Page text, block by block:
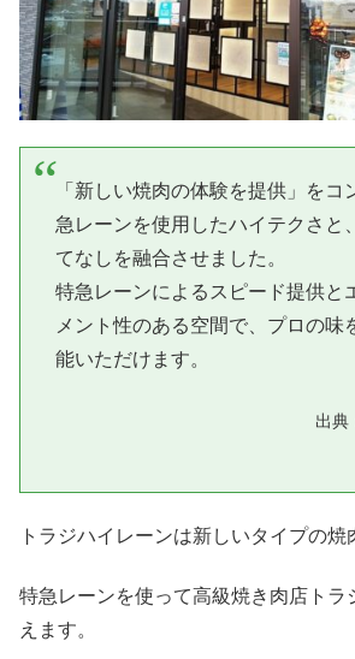
「新しい焼肉の体験を提供」をコ
急レーンを使用したハイテクさと
てなしを融合させました。
特急レーンによるスピード提供と
メント性のある空間で、プロの味
能いただけます。
出典
トラジハイレーンは新しいタイプの焼
特急レーンを使って高級焼き肉店トラ
えます。